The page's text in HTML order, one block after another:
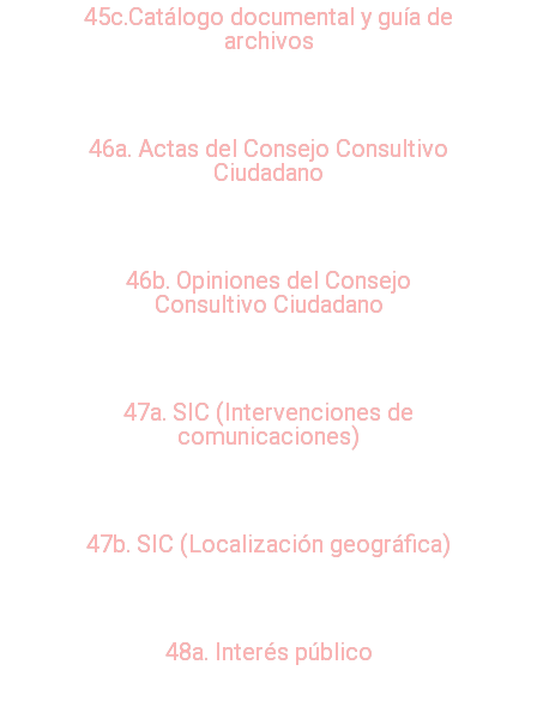
45c.Catálogo documental y guía de
archivos
46a. Actas del Consejo Consultivo
Ciudadano
46b. Opiniones del Consejo
Consultivo Ciudadano
47a. SIC (Intervenciones de
comunicaciones)
47b. SIC (Localización geográfica)
48a. Interés público